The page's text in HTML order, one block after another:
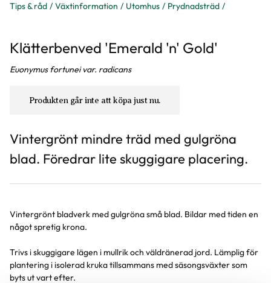
Tips & råd Växtinformation Utomhus Prydnadsträd
Klätterbenved 'Emerald 'n' Gold'
Euonymus fortunei var. radicans
Produkten går inte att köpa just nu.
Vintergrönt mindre träd med gulgröna
blad. Föredrar lite skuggigare placering.
Vintergrönt bladverk med gulgröna små blad. Bildar med tiden en
något spretig krona.
Trivs i skuggigare lägen i mullrik och väldränerad jord. Lämplig för
plantering i isolerad kruka tillsammans med säsongsväxter som
byts ut vart efter.